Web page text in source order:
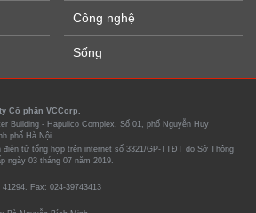
Công nghệ
Sống
Cổ phần VCCorp.
Building - Hapulico Complex, Số 01, phố Nguyễn Huy
phố Hà Nội
điện tử tổng hợp trên internet số 3321/GP-TTĐT do Sở Thông
ngày 03 tháng 07 năm 2019.
Fax: 024-39743413